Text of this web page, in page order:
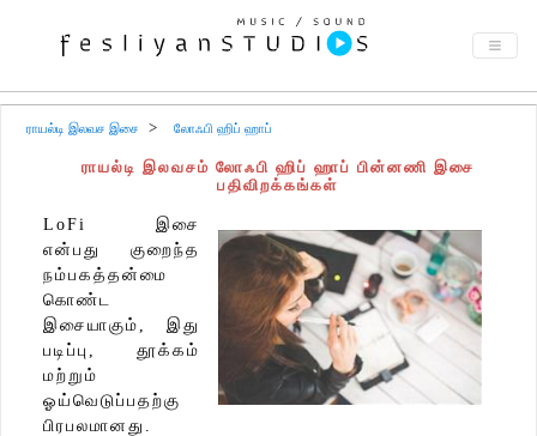
ராயல்டி இலவச இசை லோஃபி ஹிப் ஹாப்
ராயல்டி இலவசம் லோஃபி ஹிப் ஹாப் பின்னணி இசை
பதிவிறக்கங்கள்
LoFi இசை
என்பது குறைந்த
நம்பகத்தன்மை
கொண்ட
இசையாகும், இது
படிப்பு, தூக்கம்
மற்றும்
ஓய்வெடுப்பதற்கு
பிரபலமானது.